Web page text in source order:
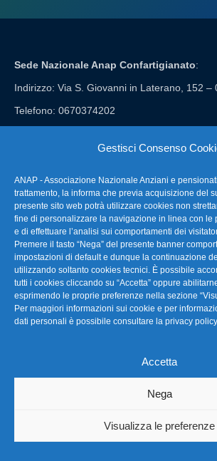
Gestisci Consenso
ANAP - Associazione Nazionale Anziani e
trattamento, la informa che previa acquisizione del
presente sito web potrà utilizzare cookies non
fine di personalizzare la navigazione in linea con le
e di effettuare l’analisi sui comportamenti dei
Premere il tasto “Nega” del presente banner
impostazioni di default e dunque la continuazione
utilizzando soltanto cookies tecnici. È possibile
tutti i cookies cliccando su “Accetta” oppure
esprimendo le proprie preferenze nella sezione
Per maggiori informazioni sui cookie e per
dati personali è possibile consultare la privacy
Accetta
Nega
Visualizza le preferenze
Sede Nazionale Anap Confartigianato:
Indirizzo: Via S. Giovanni in Laterano, 152 –
Telefono: 0670374202
FAQ – Domande Frequenti
La nostra Newsletter
Link Utili
TG Confartigianato
Privacy & Cookie Policy
Seguici